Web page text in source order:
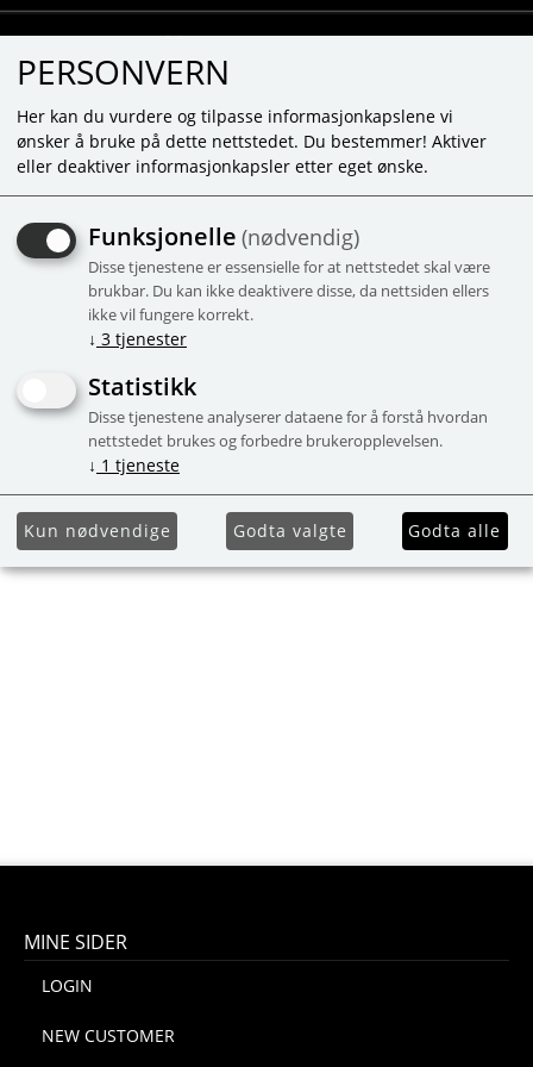
UNABLE TO FIND PRODUCT
Mainpage
MINE SIDER
LOGIN
NEW CUSTOMER
PERSONVERN
Her kan du vurdere og tilpasse informasjonkapslene vi
ønsker å bruke på dette nettstedet. Du bestemmer! Aktiver
eller deaktiver informasjonkapsler etter eget ønske.
Funksjonelle (nødvendig)
Disse tjenestene er essensielle for at nettstedet skal være
brukbar. Du kan ikke deaktivere disse, da nettsiden ellers
ikke vil fungere korrekt.
↓ 3 tjenester
Statistikk
Disse tjenestene analyserer dataene for å forstå hvordan
nettstedet brukes og forbedre brukeropplevelsen.
↓ 1 tjeneste
Kun nødvendige Godta valgte Godta alle